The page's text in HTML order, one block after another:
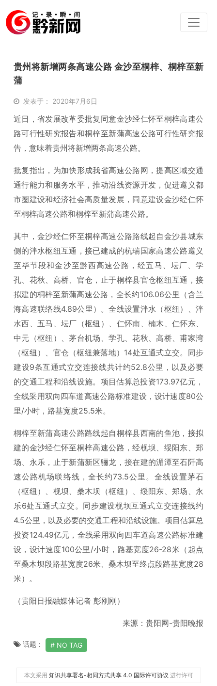
贵州将新增两条高速公路 金沙至桐梓、桐梓至新
蒲
发表于： 2020年7月6日
近日，省发展改革委批复同意金沙经仁怀至桐梓高速公
路可行性研究报告和桐梓至新蒲高速公路可行性研究报
告，意味着贵州将新增两条高速公路。
批复指出，为加快形成我省高速公路网，提高区域交通
通行能力和服务水平，推动沿线资源开发，促进遵义都
市圈建设和经济社会高质量发展，同意建设金沙经仁怀
至桐梓高速公路和桐梓至新蒲高速公路。
其中，金沙经仁怀至桐梓高速公路路线起自金沙县城东
侧的泮水枢纽互通，接已建成的杭瑞国家高速公路遵义
至毕节段和金沙至黔西高速公路，经五马、坛厂、学
孔、花秋、高桥、官仓，止于桐梓县官仓枢纽互通，接
拟建的桐梓至新蒲高速公路，全长约106.06公里（含兰
海高速联络线4.89公里）。全线设置泮水（枢纽）、泮
水西、五马、坛厂（枢纽）、仁怀南、楠木、仁怀东、
中元（枢纽）、茅台机场、学孔、花秋、高桥、甫家湾
（枢纽）、官仓（枢纽兼落地）14处互通式立交。同步
建设9条互通式立交连接线共计约52.8公里，以及必要
的交通工程和沿线设施。项目估算总投资173.97亿元，
全线采用双向四车道高速公路标准建设，设计速度80公
里/小时，路基宽度25.5米。
桐梓至新蒲高速公路路线起自桐梓县西南的鱼池，接拟
建的金沙经仁怀至桐梓高速公路，经枧坝、绥阳东、郑
场、永乐，止于新蒲新区骊龙，接在建的湄潭至石阡高
速公路机场联络线，全长约73.5公里。全线设置茅石
（枢纽）、枧坝、桑木坝（枢纽）、绥阳东、郑场、永
乐6处互通式立交。同步建设枧坝互通式立交连接线约
4.5公里，以及必要的交通工程和沿线设施。项目估算总
投资124.49亿元，全线采用双向四车道高速公路标准建
设，设计速度100公里/小时，路基宽度26-28米（起点
至桑木坝段路基宽度26米、桑木坝至终点段路基宽度28
米）。
（贵阳日报融媒体记者 彭刚刚）
来源：贵阳网-贵阳晚报
话题： NO TAG
本文采用 知识共享署名-相同方式共享 4.0 国际许可协议 进行许可